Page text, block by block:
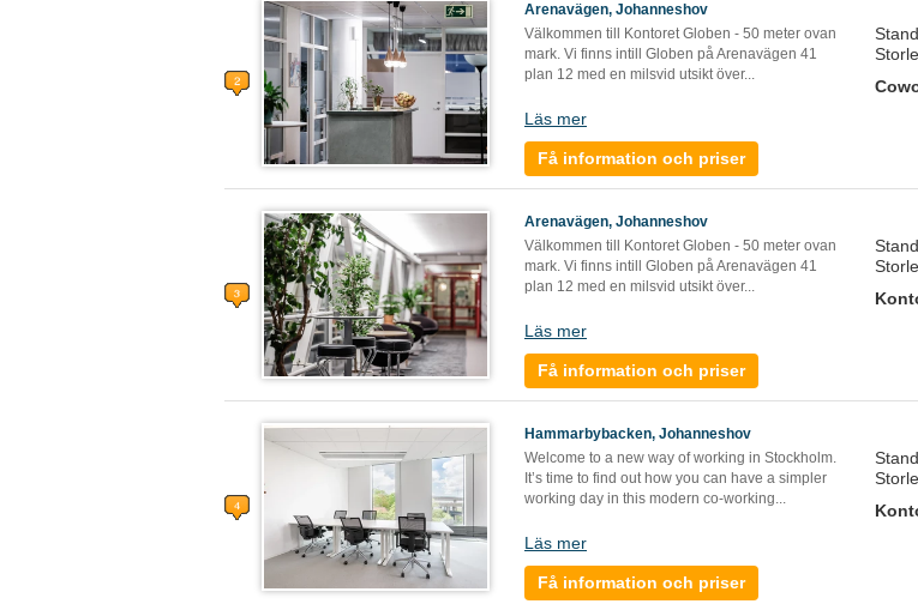
Arenavägen, Johanneshov
Välkommen till Kontoret Globen - 50 meter ovan
mark. Vi finns intill Globen på Arenavägen 41
plan 12 med en milsvid utsikt över...
Läs mer
Få information och priser
Arenavägen, Johanneshov
Välkommen till Kontoret Globen - 50 meter ovan
mark. Vi finns intill Globen på Arenavägen 41
plan 12 med en milsvid utsikt över...
Läs mer
Få information och priser
Hammarbybacken, Johanneshov
Welcome to a new way of working in Stockholm.
It’s time to find out how you can have a simpler
working day in this modern co-working...
Läs mer
Få information och priser